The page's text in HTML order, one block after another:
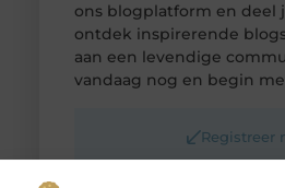
ons blogplatform en deel
ontdek inspirerende
aan een levendige
vandaag nog en begin
Registreer